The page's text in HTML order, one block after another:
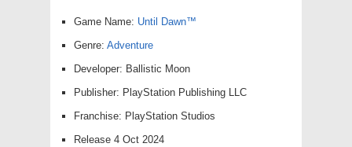
Game Name: Until Dawn™
Genre: Adventure
Developer: Ballistic Moon
Publisher: PlayStation Publishing LLC
Franchise: PlayStation Studios
Release 4 Oct 2024